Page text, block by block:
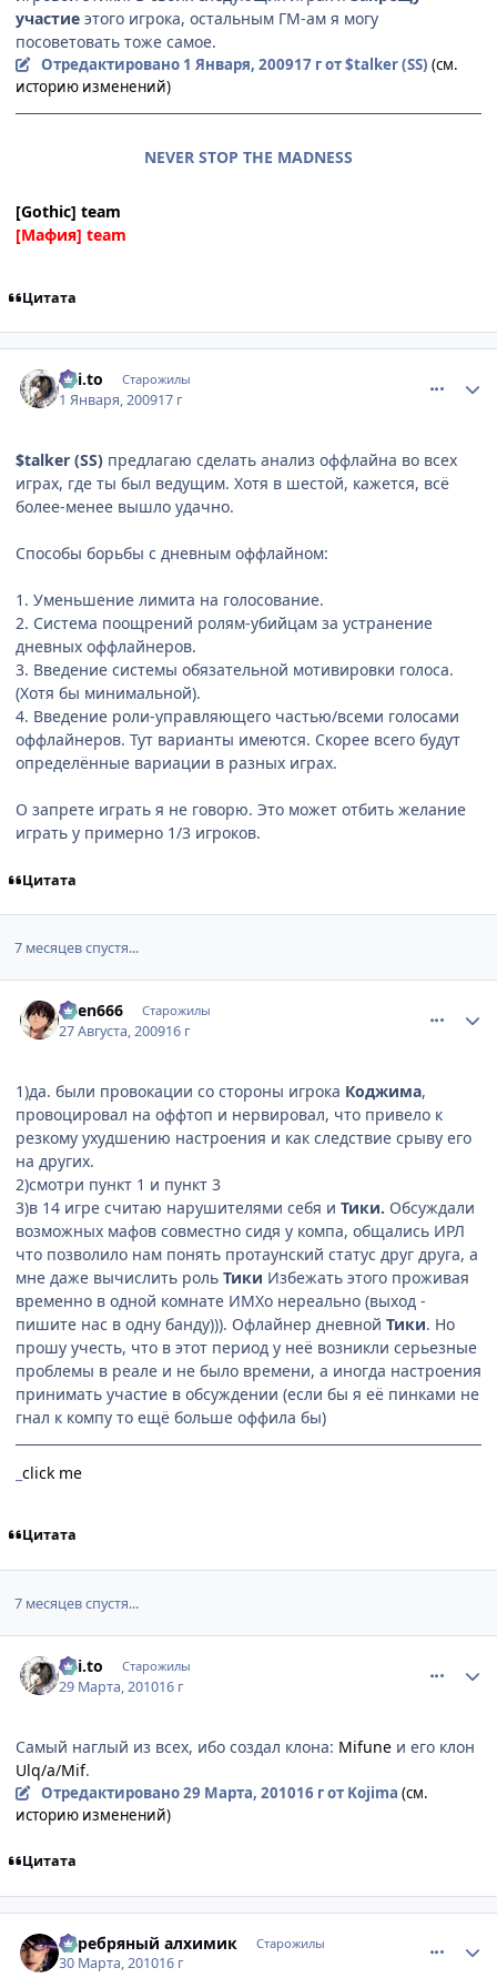
участие этого игрока, остальным ГМ-ам я могу
посоветовать тоже самое.
Отредактировано 1 Января, 200917 гот $talker (SS) (см.
историю изменений)
NEVER STOP THE MADNESS
[Gothic] team
[Мафия] team
Цитата
Kai.to Старожилы
1 Января, 200917 г
$talker (SS) предлагаю сделать анализ оффлайна во всех
играх, где ты был ведущим. Хотя в шестой, кажется, всё
более-менее вышло удачно.
Способы борьбы с дневным оффлайном:
1. Уменьшение лимита на голосование.
2. Система поощрений ролям-убийцам за устранение
дневных оффлайнеров.
3. Введение системы обязательной мотивировки голоса.
(Хотя бы минимальной).
4. Введение роли-управляющего частью/всеми голосами
оффлайнеров. Тут варианты имеются. Скорее всего будут
определённые вариации в разных играх.
О запрете играть я не говорю. Это может отбить желание
играть у примерно 1/3 игроков.
Цитата
7 месяцев спустя...
oven666 Старожилы
27 Августа, 200916 г
1)да. были провокации со стороны игрока Коджима,
провоцировал на оффтоп и нервировал, что привело к
резкому ухудшению настроения и как следствие срыву его
на других.
2)смотри пункт 1 и пункт 3
3)в 14 игре считаю нарушителями себя и Тики. Обсуждали
возможных мафов совместно сидя у компа, общались ИРЛ
что позволило нам понять протаунский статус друг друга, а
мне даже вычислить роль Тики Избежать этого проживая
временно в одной комнате ИМХо нереально (выход -
пишите нас в одну банду))). Офлайнер дневной Тики. Но
прошу учесть, что в этот период у неё возникли серьезные
проблемы в реале и не было времени, а иногда настроения
принимать участие в обсуждении (если бы я её пинками не
гнал к компу то ещё больше оффила бы)
click me
Цитата
7 месяцев спустя...
Kai.to Старожилы
29 Марта, 201016 г
Самый наглый из всех, ибо создал клона: Mifune и его клон
Ulq/a/Mif.
Отредактировано29 Марта, 201016 гот Kojima (см.
историю изменений)
Цитата
Серебряный алхимик Старожилы
30 Марта, 201016 г